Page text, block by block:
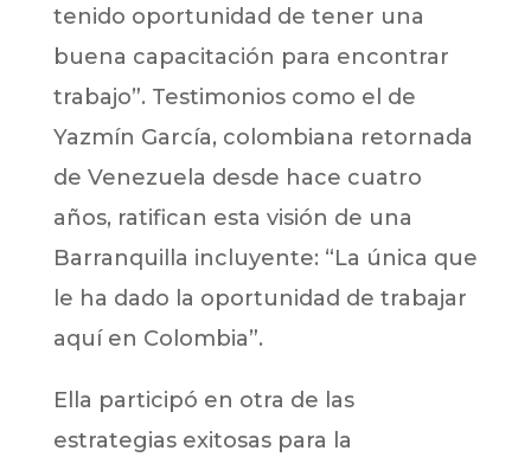
tenido oportunidad de tener una
buena capacitación para encontrar
trabajo”. Testimonios como el de
Yazmín García, colombiana retornada
de Venezuela desde hace cuatro
años, ratifican esta visión de una
Barranquilla incluyente: “La única que
le ha dado la oportunidad de trabajar
aquí en Colombia”.
Ella participó en otra de las
estrategias exitosas para la